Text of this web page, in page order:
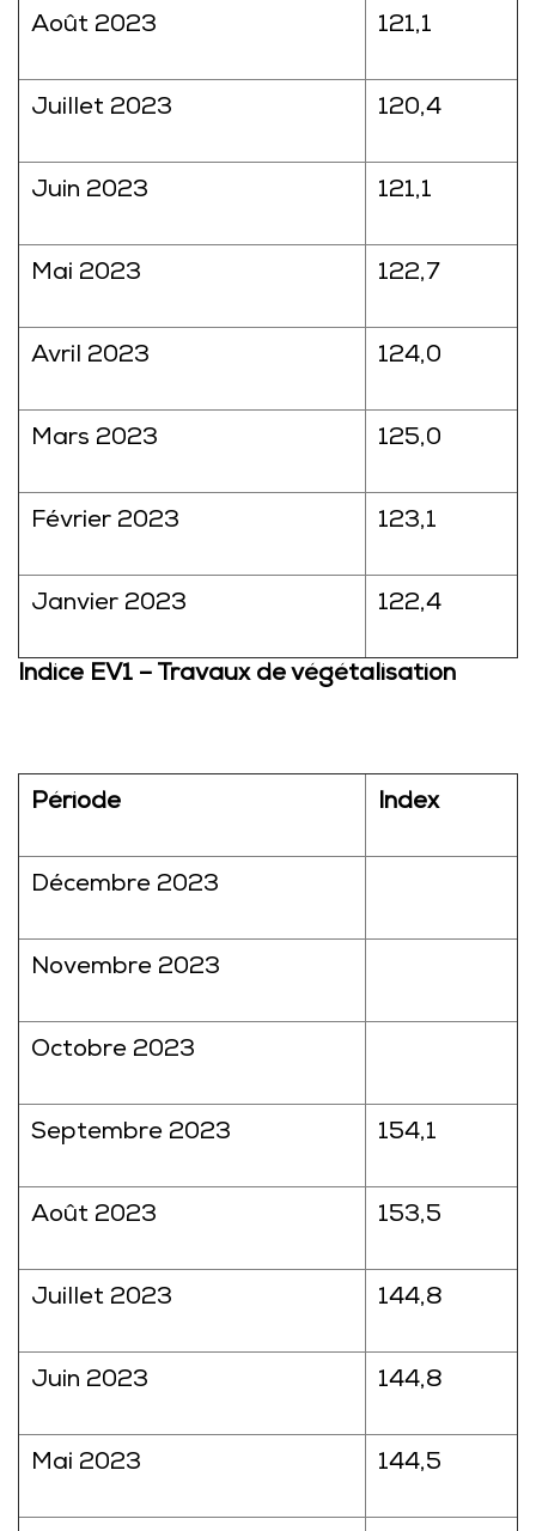
Août 2023 121,1
Juillet 2023 120,4
Juin 2023 121,1
Mai 2023 122,7
Avril 2023 124,0
Mars 2023 125,0
Février 2023 123,1
Janvier 2023 122,4
Indice EV1 – Travaux de végétalisation
Période Index
Décembre 2023
Novembre 2023
Octobre 2023
Septembre 2023 154,1
Août 2023 153,5
Juillet 2023 144,8
Juin 2023 144,8
Mai 2023 144,5